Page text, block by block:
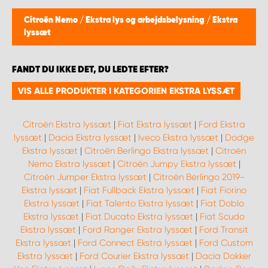
Citroën Nemo / Ekstra lys og arbejdsbelysning / Ekstra
lyssæt
FANDT DU IKKE DET, DU LEDTE EFTER?
VIS ALLE PRODUKTER I KATEGORIEN EKSTRA LYSSÆT
Citroën Ekstra lyssæt | Fiat Ekstra lyssæt | Ford Ekstra
lyssæt | Dacia Ekstra lyssæt | Iveco Ekstra lyssæt | Dodge
Ekstra lyssæt | Citroën Berlingo Ekstra lyssæt | Citroën
Nemo Ekstra lyssæt | Citroën Jumpy Ekstra lyssæt |
Citroën Jumper Ekstra lyssæt | Citroën Berlingo 2019-
Ekstra lyssæt | Fiat Fullback Ekstra lyssæt | Fiat Fiorino
Ekstra lyssæt | Fiat Talento Ekstra lyssæt | Fiat Doblo
Ekstra lyssæt | Fiat Ducato Ekstra lyssæt | Fiat Scudo
Ekstra lyssæt | Ford Ranger Ekstra lyssæt | Ford Transit
Ekstra lyssæt | Ford Connect Ekstra lyssæt | Ford Custom
Ekstra lyssæt | Ford Courier Ekstra lyssæt | Dacia Dokker